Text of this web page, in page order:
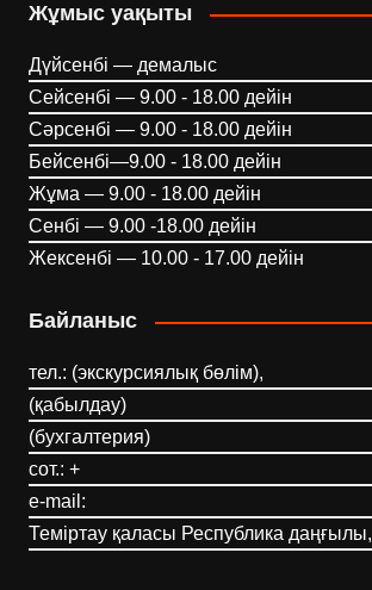
Жұмыс уақыты
Дүйсенбі — демалыс
Сейсенбі — 9.00 - 18.00 дейін
Сәрсенбі — 9.00 - 18.00 дейін
Бейсенбі—9.00 - 18.00 дейін
Жұма — 9.00 - 18.00 дейін
Сенбі — 9.00 -18.00 дейін
Жексенбі — 10.00 - 17.00 дейін
Байланыс
тел.: (экскурсиялық бөлім),
(қабылдау)
(бухгалтерия)
сот.: +
e-mail:
Теміртау қаласы Республика даңғылы,